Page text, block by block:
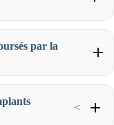
par la
<